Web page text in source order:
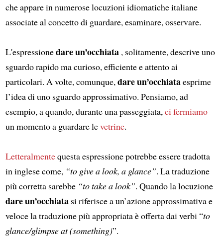
che appare in numerose locuzioni idiomatiche italiane
associate al concetto di guardare, esaminare, osservare.
L'espressionedare un’occhiata, solitamente, descrive uno
sguardo rapido ma curioso, efficiente e attento ai
particolari. A volte, comunque, dare un’occhiataesprime
l’idea di uno sguardo approssimativo. Pensiamo, ad
esempio, a quando, durante una passeggiata, ci fermiamo
un momento a guardare levetrine.
Letteralmentequesta espressione potrebbe essere tradotta
in inglese come, “to give a look, a glance”. La traduzione
più corretta sarebbe “to take a look”. Quando la locuzione
dare un’occhiatasi riferisce a un’azione approssimativa e
veloce la traduzione più appropriata è offerta dai verbi “to
glance/glimpse at (something)”.